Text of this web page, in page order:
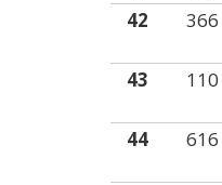
42
366
43 110
44 616